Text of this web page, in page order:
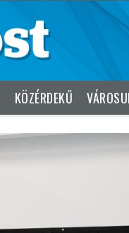
KÖZÉRDEKŰ